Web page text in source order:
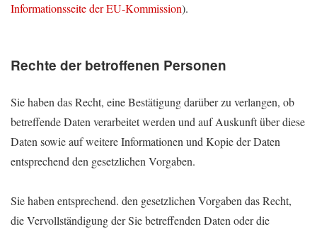
Informationsseite der EU-Kommission).
Rechte der betroffenen Personen
Sie haben das Recht, eine Bestätigung darüber zu verlangen, ob
betreffende Daten verarbeitet werden und auf Auskunft über diese
Daten sowie auf weitere Informationen und Kopie der Daten
entsprechend den gesetzlichen Vorgaben.
Sie haben entsprechend. den gesetzlichen Vorgaben das Recht,
die Vervollständigung der Sie betreffenden Daten oder die